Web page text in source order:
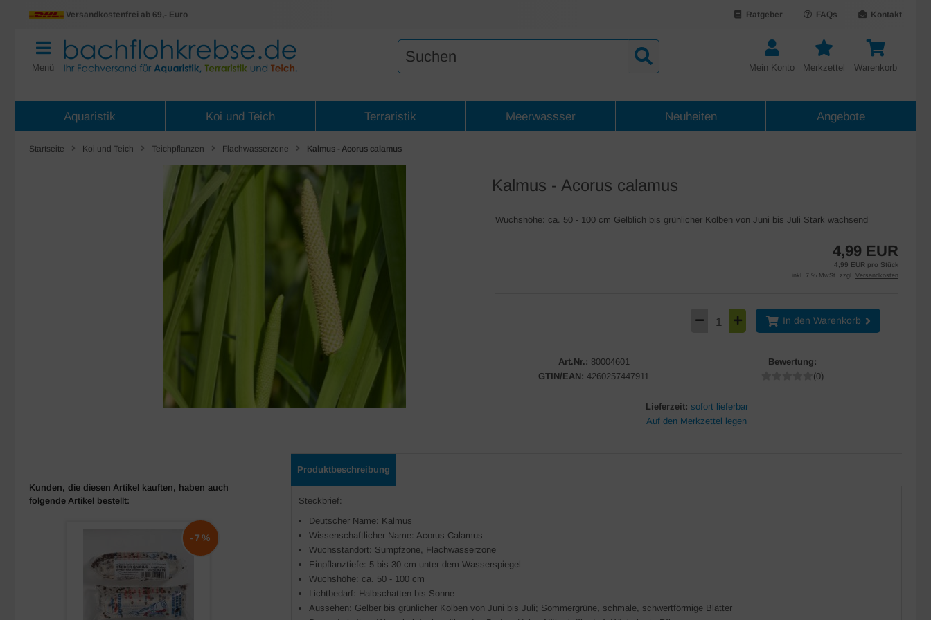
Kontakt
FAQs
Ratgeber
Versandkostenfrei ab 69,- Euro
Menü Warenkorb
Merkzettel
Mein Konto
Aquaristik Koi und Teich Terraristik Meerwassser Neuheiten Angebote
Startseite Koi und Teich Teichpflanzen Flachwasserzone Kalmus - Acorus calamus
Kalmus - Acorus calamus
Wuchshöhe: ca. 50 - 100 cm Gelblich bis grünlicher Kolben von Juni bis Juli Stark wachsend
4,99 EUR
4,99 EUR pro Stück
inkl. 7 % MwSt. zzgl. Versandkosten
In den Warenkorb
Art.Nr.: 80004601
GTIN/EAN: 4260257447911
Bewertung:
(0)
Lieferzeit: sofort lieferbar
Produktbeschreibung
Steckbrief:
Deutscher Name: Kalmus
Wissenschaftlicher Name: Acorus Calamus
Wuchsstandort: Sumpfzone, Flachwasserzone
Einpflanztiefe: 5 bis 30 cm unter dem Wasserspiegel
Wuchshöhe: ca. 50 - 100 cm
Lichtbedarf: Halbschatten bis Sonne
Aussehen: Gelber bis grünlicher Kolben von Juni bis Juli; Sommergrüne, schmale, schwertförmige Blätter
Kunden, die diesen Artikel kauften, haben auch
folgende Artikel bestellt:
-7%